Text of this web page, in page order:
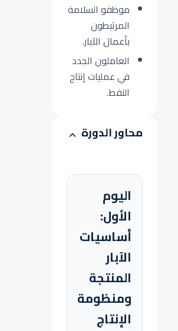
موظفو السلامة
المرتبطون
بأعمال الآبار.
العاملون الجدد
في عمليات إنتاج
النفط.
محاور الدورة
اليوم
الأول:
أساسيات
الآبار
المنتجة
ومنظومة
الإنتاج